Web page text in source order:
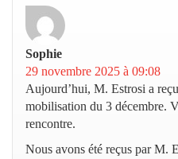
Sophie
29 novembre 2025 à 09:08
Aujourd’hui, M. Estrosi a
mobilisation du 3 décembre.
rencontre.
Nous avons été reçus par M.